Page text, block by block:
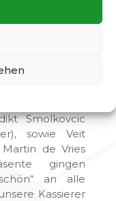
würdigte
sorgfältige
für eine
Smolkovcic
sowie Veit
de Vries
gingen
an alle
Kassierer